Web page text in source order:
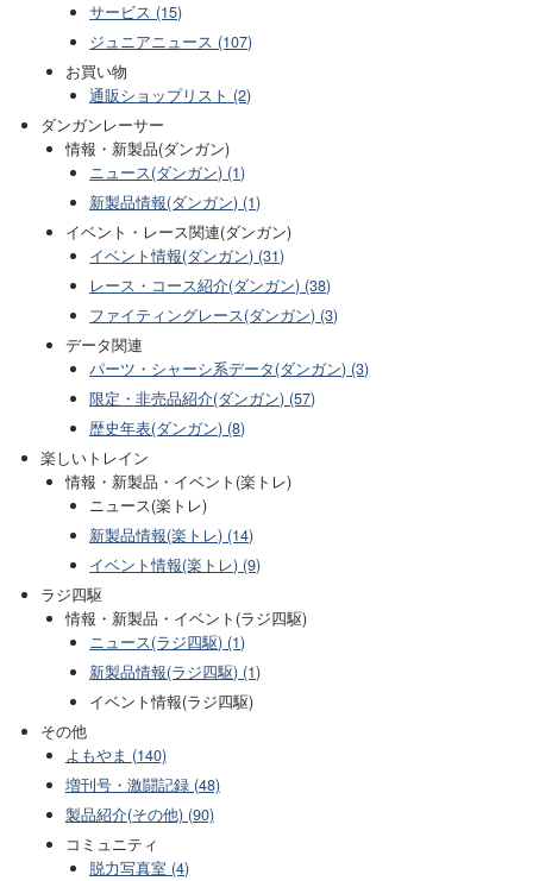
サービス (15)
ジュニアニュース (107)
お買い物
通販ショップリスト (2)
ダンガンレーサー
情報・新製品(ダンガン)
ニュース(ダンガン) (1)
新製品情報(ダンガン) (1)
イベント・レース関連(ダンガン)
イベント情報(ダンガン) (31)
レース・コース紹介(ダンガン) (38)
ファイティングレース(ダンガン) (3)
データ関連
パーツ・シャーシ系データ(ダンガン) (3)
限定・非売品紹介(ダンガン) (57)
歴史年表(ダンガン) (8)
楽しいトレイン
情報・新製品・イベント(楽トレ)
ニュース(楽トレ)
新製品情報(楽トレ) (14)
イベント情報(楽トレ) (9)
ラジ四駆
情報・新製品・イベント(ラジ四駆)
ニュース(ラジ四駆) (1)
新製品情報(ラジ四駆) (1)
イベント情報(ラジ四駆)
その他
よもやま (140)
増刊号・激闘記録 (48)
製品紹介(その他) (90)
コミュニティ
脱力写真室 (4)